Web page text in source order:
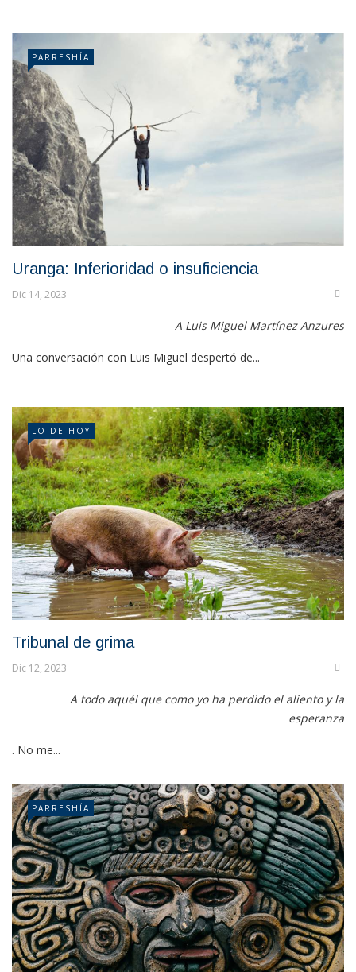
PARRESHÍA
Uranga: Inferioridad o insuficiencia
Dic 14, 2023
A Luis Miguel Martínez Anzures
Una conversación con Luis Miguel despertó de...
LO DE HOY
Tribunal de grima
Dic 12, 2023
A todo aquél que como yo ha perdido el aliento y la
esperanza
. No me...
PARRESHÍA